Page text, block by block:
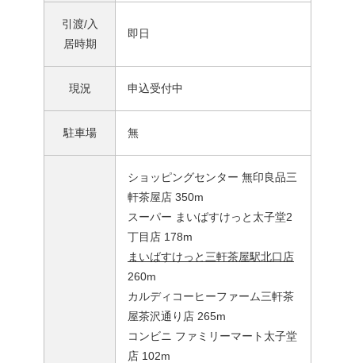
引渡/入
居時期
即日
現況 申込受付中
駐車場 無
ショッピングセンター 無印良品三
軒茶屋店 350m
スーパー まいばすけっと太子堂2
丁目店 178m
まいばすけっと三軒茶屋駅北口店
260m
カルディコーヒーファーム三軒茶
屋茶沢通り店 265m
コンビニ ファミリーマート太子堂
店 102m